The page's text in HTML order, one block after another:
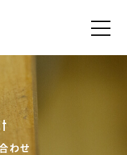
わせ